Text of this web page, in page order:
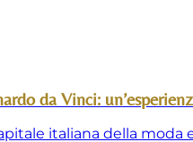
da Vinci:
italiana della moda